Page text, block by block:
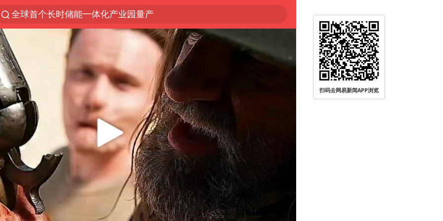
全球首个长时储能一体化产业园量产
“电影+”如何激发千亿级消费新活力？
泉州市委书记张毅恭被查
台风白海豚已进入24小时警戒线
胜宏科技：股票交易异常波动
“秋天的第一杯奶茶”6岁了
四川宜宾市高县4.9级地震致1人死亡
上海：台风白海豚或将带来龙卷风
中巨芯：上半年归母净利润1405.77万元
国乒男单横滨冠军赛全军覆没
38岁演员求职万岁山NPC成功
扫码去网易新闻APP浏览